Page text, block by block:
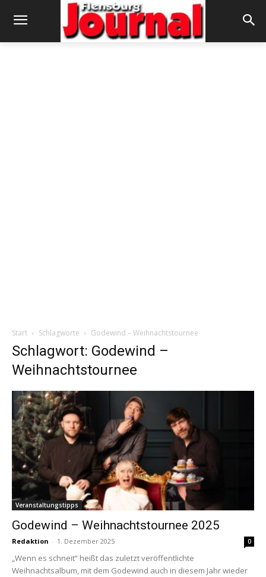
Start Schlagworte Godewind – Weihnachtstournee
Schlagwort: Godewind –
Weihnachtstournee
Veranstaltungstipps
Godewind – Weihnachtstournee 2025
Redaktion - 1. Dezember 2025 0
„Wenn es schneit“ heißt das zuletzt veröffentlichte
Weihnachtsalbum, mit dem Godewind auch in diesem Jahr wieder